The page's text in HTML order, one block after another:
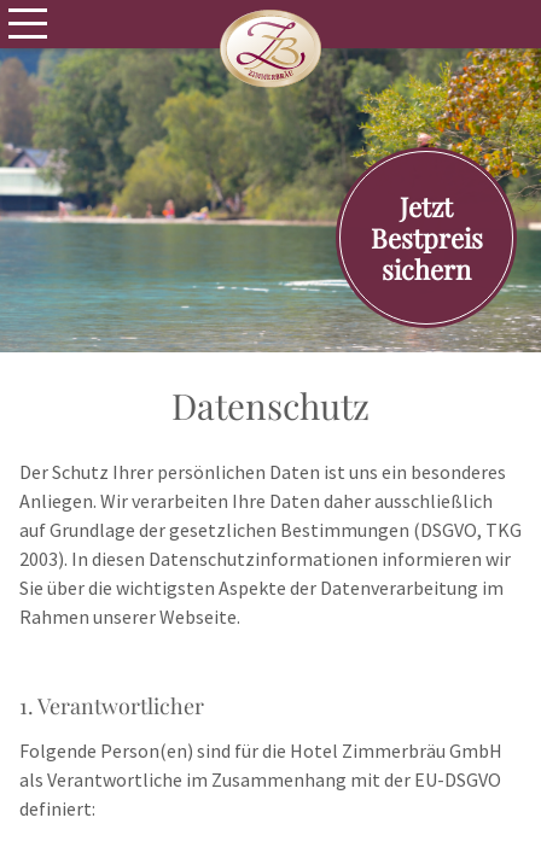
Jetzt
Bestpreis
sichern
Datenschutz
Der Schutz Ihrer persönlichen Daten ist uns ein besonderes
Anliegen. Wir verarbeiten Ihre Daten daher ausschließlich
auf Grundlage der gesetzlichen Bestimmungen (DSGVO, TKG
2003). In diesen Datenschutzinformationen informieren wir
Sie über die wichtigsten Aspekte der Datenverarbeitung im
Rahmen unserer Webseite.
1. Verantwortlicher
Folgende Person(en) sind für die Hotel Zimmerbräu GmbH
als Verantwortliche im Zusammenhang mit der EU-DSGVO
definiert: